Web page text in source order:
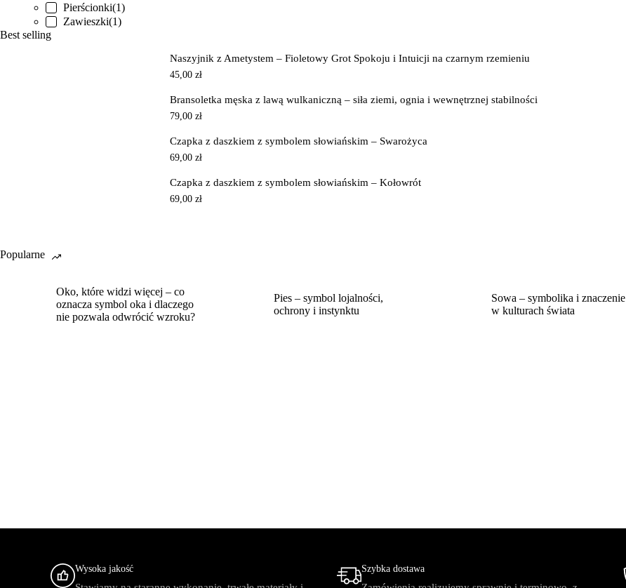
Pierścionki(1)
Zawieszki(1)
Best selling
Naszyjnik z Ametystem – Fioletowy Grot Spokoju i Intuicji na czarnym rzemieniu
45,00 zł
Bransoletka męska z lawą wulkaniczną – siła ziemi, ognia i wewnętrznej stabilności
79,00 zł
Czapka z daszkiem z symbolem słowiańskim – Swarożyca
69,00 zł
Czapka z daszkiem z symbolem słowiańskim – Kołowrót
69,00 zł
Popularne
Oko, które widzi więcej – co
oznacza symbol oka i dlaczego
nie pozwala odwrócić wzroku?
Pies – symbol lojalności,
ochrony i instynktu
Sowa – symbolika i znaczenie
w kulturach świata
Wysoka jakość Szybka dostawa